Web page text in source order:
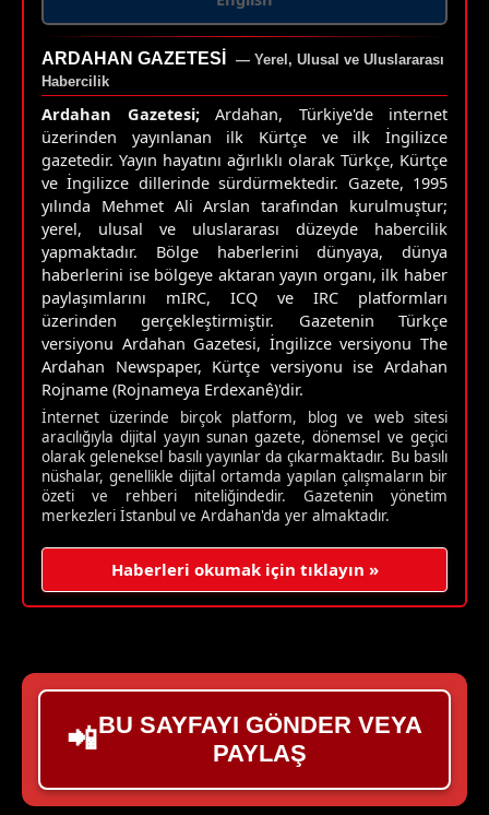
ARDAHAN GAZETESI
— Yerel, Ulusal ve Uluslararası
Habercilik
Ardahan Gazetesi;Ardahan, Türkiye'de internet
üzerinden yayınlanan ilk Kürtçe ve ilk İngilizce
gazetedir. Yayın hayatını ağırlıklı olarak Türkçe, Kürtçe
ve İngilizce dillerinde sürdürmektedir. Gazete, 1995
yılında Mehmet Ali Arslan tarafından kurulmuştur;
yerel, ulusal ve uluslararası düzeyde habercilik
yapmaktadır. Bölge haberlerini dünyaya, dünya
haberlerini ise bölgeye aktaran yayın organı, ilk haber
paylaşımlarını mIRC, ICQ ve IRC platformları
üzerinden gerçekleştirmiştir. Gazetenin Türkçe
versiyonu Ardahan Gazetesi, İngilizce versiyonu The
Ardahan Newspaper, Kürtçe versiyonu ise Ardahan
Rojname (Rojnameya Erdexanê)'dir.
İnternet üzerinde birçok platform, blog ve web sitesi
aracılığıyla dijital yayın sunan gazete, dönemsel ve geçici
olarak geleneksel basılı yayınlar da çıkarmaktadır. Bu basılı
nüshalar, genellikle dijital ortamda yapılan çalışmaların bir
özeti ve rehberi niteliğindedir. Gazetenin yönetim
merkezleri İstanbul ve Ardahan'da yer almaktadır.
Haberleri okumak için tıklayın »
📲BU SAYFAYI GÖNDER VEYA
PAYLAŞ